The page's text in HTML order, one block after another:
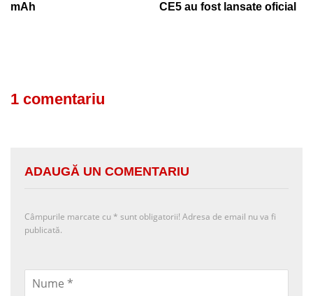
mAh
CE5 au fost lansate oficial
1 comentariu
ADAUGĂ UN COMENTARIU
Câmpurile marcate cu * sunt obligatorii! Adresa de email nu va fi
publicată.